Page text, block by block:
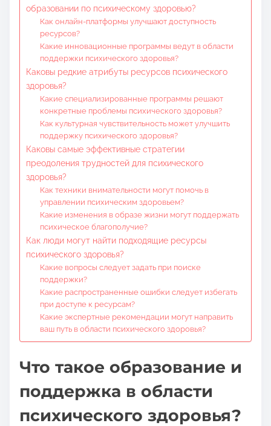
образовании по психическому здоровью?
Как онлайн-платформы улучшают доступность
ресурсов?
Какие инновационные программы ведут в области
поддержки психического здоровья?
Каковы редкие атрибуты ресурсов психического
здоровья?
Какие специализированные программы решают
конкретные проблемы психического здоровья?
Как культурная чувствительность может улучшить
поддержку психического здоровья?
Каковы самые эффективные стратегии
преодоления трудностей для психического
здоровья?
Как техники внимательности могут помочь в
управлении психическим здоровьем?
Какие изменения в образе жизни могут поддержать
психическое благополучие?
Как люди могут найти подходящие ресурсы
психического здоровья?
Какие вопросы следует задать при поиске
поддержки?
Какие распространенные ошибки следует избегать
при доступе к ресурсам?
Какие экспертные рекомендации могут направить
ваш путь в области психического здоровья?
Что такое образование и
поддержка в области
психического здоровья?